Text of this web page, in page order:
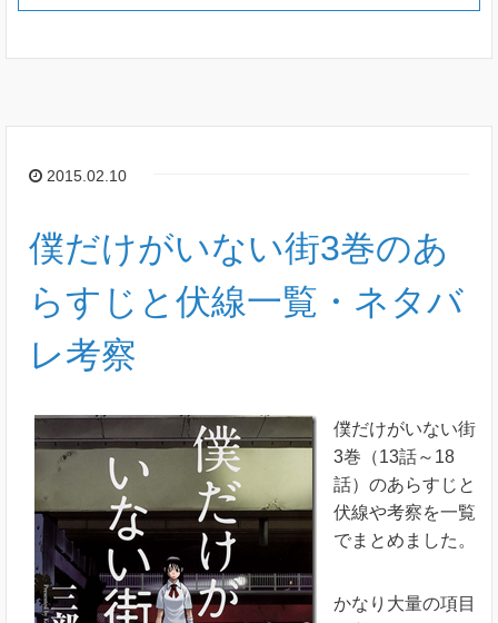
2015.02.10
僕だけがいない街3巻のあ
らすじと伏線一覧・ネタバ
レ考察
僕だけがいない街
3巻（13話～18
話）のあらすじと
伏線や考察を一覧
でまとめました。
かなり大量の項目